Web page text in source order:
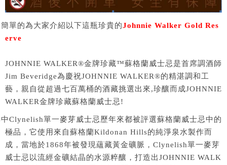
單的為大家介紹以下這瓶珍貴的Johnnie Walker Gold Res
erve
JOHNNIE WALKER®金牌珍藏™蘇格蘭威士忌是首席調酒師
Jim Beveridge為慶祝JOHNNIE WALKER®的精湛調和工
藝，親自從超過七百萬桶的酒藏挑選出來,珍釀而成JOHNNIE
WALKER金牌珍藏蘇格蘭威士忌!
Clynelish單一麥芽威士忌歷年來都被評選蘇格蘭威士忌中的
極品，它使用來自蘇格蘭Kildonan Hills的純淨泉水製作而
成，當地於1868年被發現蘊藏黃金礦脈，Clynelish單一麥芽
威士忌以流經金礦結晶的水源粹釀，打造出JOHNNIE WALK